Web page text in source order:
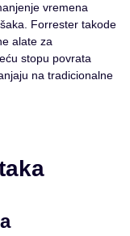
vremena
Forrester takode
alate za
stopu povrata
na tradicionalne